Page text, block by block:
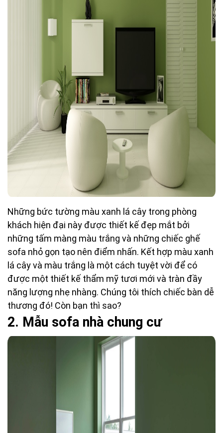
Những bức tường màu xanh lá cây trong phòng
khách hiện đại này được thiết kế đẹp mắt bởi
những tấm màng màu trắng và những chiếc ghế
sofa nhỏ gọn tạo nên điểm nhấn. Kết hợp màu xanh
lá cây và màu trắng là một cách tuyệt vời để có
được một thiết kế thẩm mỹ tươi mới và tràn đầy
năng lượng nhẹ nhàng. Chúng tôi thích chiếc bàn dễ
thương đó! Còn bạn thì sao?
2. Mẫu sofa nhà chung cư